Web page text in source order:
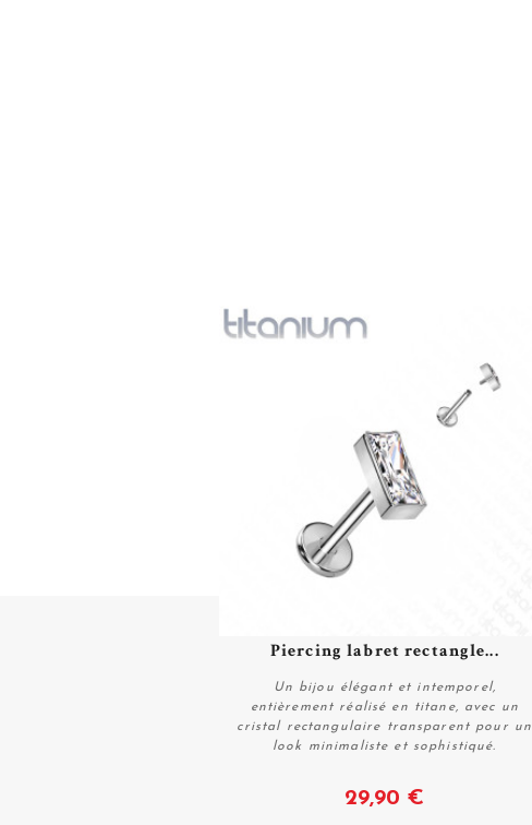
Voir
Piercing labret rectangle...
Un bijou élégant et intemporel,
entièrement réalisé en titane, avec un
cristal rectangulaire transparent pour un
look minimaliste et sophistiqué.
29,90 €